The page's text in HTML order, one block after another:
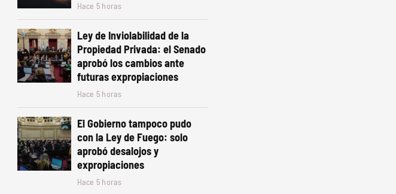
Hace 5 horas
Ley de Inviolabilidad de la
Propiedad Privada: el Senado
aprobó los cambios ante
futuras expropiaciones
Hace 5 horas
El Gobierno tampoco pudo
con la Ley de Fuego: solo
aprobó desalojos y
expropiaciones
Hace 5 horas